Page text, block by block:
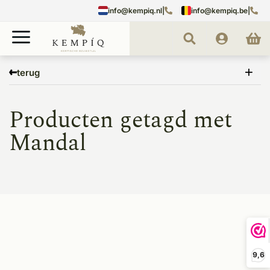
9,6
info@kempiq.nl info@kempiq.be
terug
Mandal
Producten getagd met
Mandal